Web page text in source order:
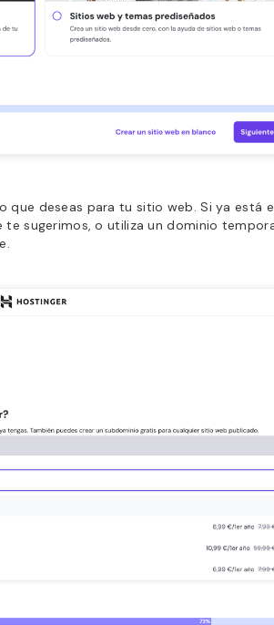
que deseas para tu sitio web. Si ya está
sugerimos, o utiliza un dominio